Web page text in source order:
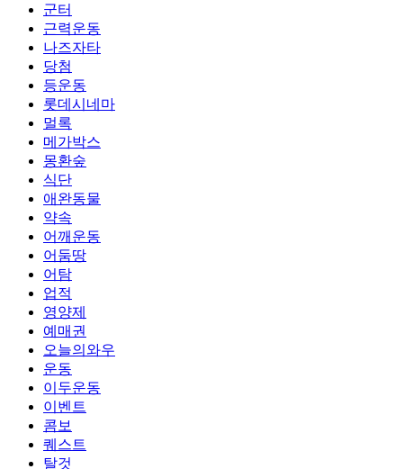
군터
근력운동
나즈자타
당첨
등운동
롯데시네마
멀록
메가박스
몽환숲
식단
애완동물
약속
어깨운동
어둠땅
어탐
업적
영양제
예매권
오늘의와우
운동
이두운동
이벤트
콤보
퀘스트
탈것